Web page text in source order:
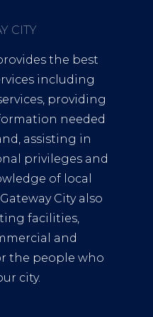
CITY
the best
including
providing
needed
assisting in
privileges and
of local
City also
facilities,
and
the people who
city.